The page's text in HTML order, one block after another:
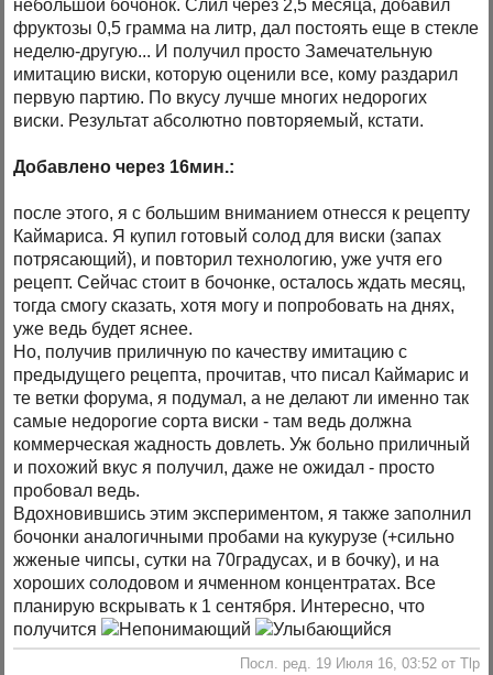
небольшой бочонок. Слил через 2,5 месяца, добавил
фруктозы 0,5 грамма на литр, дал постоять еще в стекле
неделю-другую... И получил просто Замечательную
имитацию виски, которую оценили все, кому раздарил
первую партию. По вкусу лучше многих недорогих
виски. Результат абсолютно повторяемый, кстати.
Добавлено через 16мин.:
после этого, я с большим вниманием отнесся к рецепту
Каймариса. Я купил готовый солод для виски (запах
потрясающий), и повторил технологию, уже учтя его
рецепт. Сейчас стоит в бочонке, осталось ждать месяц,
тогда смогу сказать, хотя могу и попробовать на днях,
уже ведь будет яснее.
Но, получив приличную по качеству имитацию с
предыдущего рецепта, прочитав, что писал Каймарис и
те ветки форума, я подумал, а не делают ли именно так
самые недорогие сорта виски - там ведь должна
коммерческая жадность довлеть. Уж больно приличный
и похожий вкус я получил, даже не ожидал - просто
пробовал ведь.
Вдохновившись этим экспериментом, я также заполнил
бочонки аналогичными пробами на кукурузе (+сильно
жженые чипсы, сутки на 70градусах, и в бочку), и на
хороших солодовом и ячменном концентратах. Все
планирую вскрывать к 1 сентября. Интересно, что
получится
Посл. ред. 19 Июля 16, 03:52 от Tlp